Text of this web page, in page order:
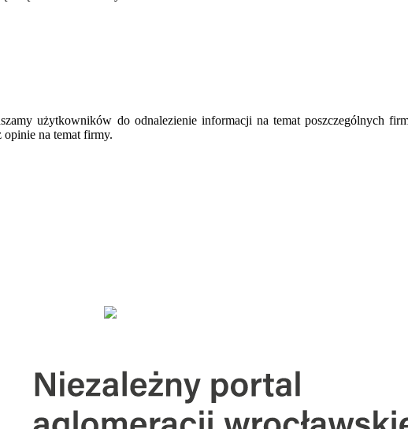
użytkowników do odnalezienie informacji na temat poszczególnych
opinie na temat firmy.